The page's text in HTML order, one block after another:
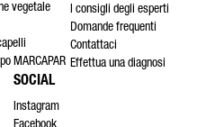
vegetale
MARCAPAR
I consigli degli esperti
Domande frequenti
Contattaci
Effettua una diagnosi
SOCIAL
Instagram